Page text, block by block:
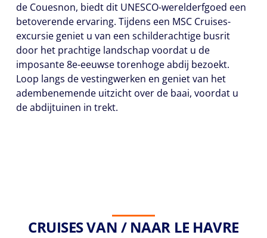
de Couesnon, biedt dit UNESCO-werelderfgoed een
betoverende ervaring. Tijdens een MSC Cruises-
excursie geniet u van een schilderachtige busrit
door het prachtige landschap voordat u de
imposante 8e-eeuwse torenhoge abdij bezoekt.
Loop langs de vestingwerken en geniet van het
adembenemende uitzicht over de baai, voordat u
de abdijtuinen in trekt.
CRUISES VAN / NAAR LE HAVRE